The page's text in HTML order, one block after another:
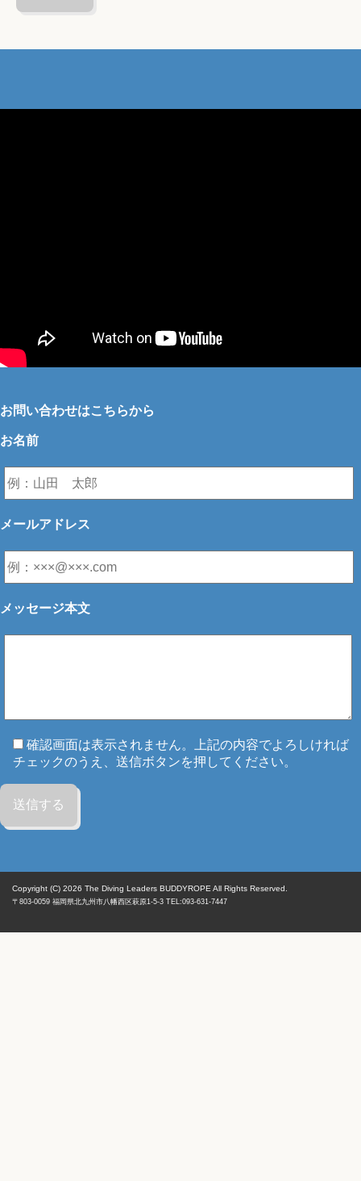
お問い合わせはこちらから
お名前
メールアドレス
メッセージ本文
確認画面は表示されません。上記の内容でよろしければ
チェックのうえ、送信ボタンを押してください。
Copyright (C) 2026 The Diving Leaders BUDDYROPE All Rights Reserved.
〒803-0059 福岡県北九州市八幡西区萩原1-5-3 TEL:093-631-7447